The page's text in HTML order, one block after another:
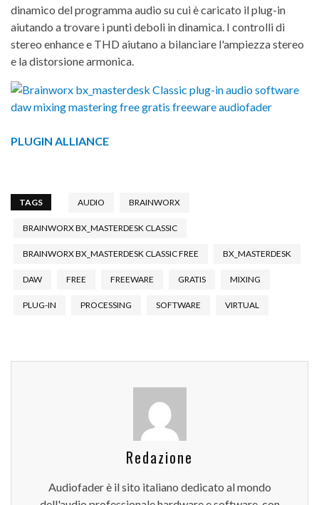
dinamico del programma audio su cui è caricato il plug-in
aiutando a trovare i punti deboli in dinamica. I controlli di
stereo enhance e THD aiutano a bilanciare l'ampiezza stereo
e la distorsione armonica.
PLUGIN ALLIANCE
TAGS AUDIO BRAINWORX
BRAINWORX BX_MASTERDESK CLASSIC
BRAINWORX BX_MASTERDESK CLASSIC FREE BX_MASTERDESK
DAW FREE FREEWARE GRATIS MIXING
PLUG-IN PROCESSING SOFTWARE VIRTUAL
Redazione
Audiofader è il sito italiano dedicato al mondo